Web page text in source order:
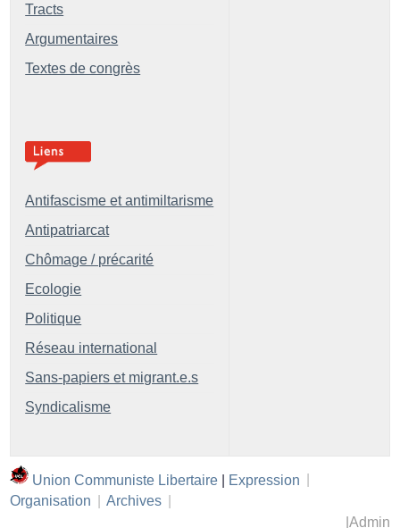
Tracts
Argumentaires
Textes de congrès
Antifascisme et antimiltarisme
Antipatriarcat
Chômage / précarité
Ecologie
Politique
Réseau international
Sans-papiers et migrant.e.s
Syndicalisme
Union Communiste Libertaire | Expression
Organisation
Archives
Admin